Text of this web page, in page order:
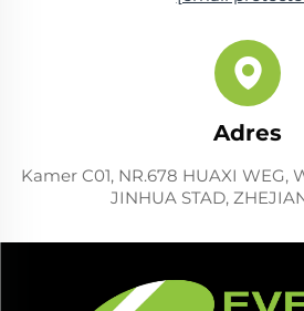
Adres
Kamer C01, NR.678 HUAXI WEG,
JINHUA STAD,